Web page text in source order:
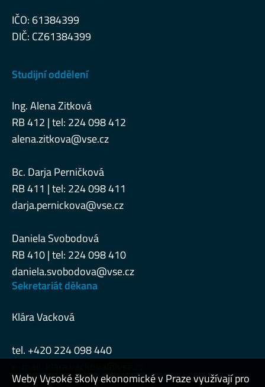
IČO: 61384399
DIČ: CZ61384399
Studijní oddělení
Ing. Alena Zitková
RB 412 | tel: 224 098 412
alena.zitkova@vse.cz
Bc. Darja Perničková
RB 411 | tel: 224 098 411
darja.pernickova@vse.cz
Daniela Svobodová
RB 410 | tel: 224 098 410
daniela.svobodova@vse.cz
Sekretariát děkana
Klára Vacková
tel. +420 224 098 440
Weby Vysoké školy ekonomické v Praze využívají pro